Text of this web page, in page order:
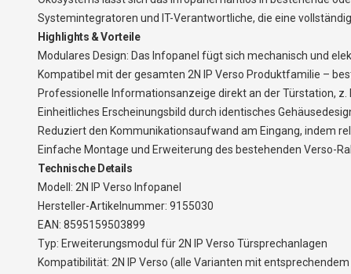
Systemintegratoren und IT-Verantwortliche, die eine
Highlights & Vorteile
Modulares Design: Das Infopanel fügt sich mechanisch und
Kompatibel mit der gesamten 2N IP Verso Produktfamilie –
Professionelle Informationsanzeige direkt an der Türstation,
Einheitliches Erscheinungsbild durch identisches
Reduziert den Kommunikationsaufwand am Eingang, indem
Einfache Montage und Erweiterung des bestehenden Verso-
Technische Details
Modell: 2N IP Verso Infopanel
Hersteller-Artikelnummer: 9155030
EAN: 8595159503899
Typ: Erweiterungsmodul für 2N IP Verso Türsprechanlagen
Kompatibilität: 2N IP Verso (alle Varianten mit